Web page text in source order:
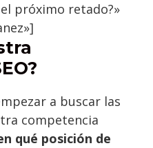
próximo retado?»
a buscar las
competencia
qué posición de